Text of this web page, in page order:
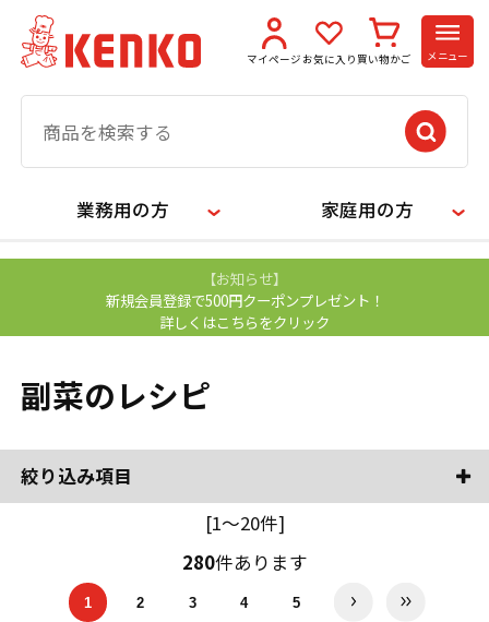
マイページ お気に入り 買い物かご メニュー
業務用の方 家庭用の方
【お知らせ】
新規会員登録で500円クーポンプレゼント！
詳しくはこちらをクリック
副菜のレシピ
絞り込み項目
[1～20件]
280件あります
1 2 3 4 5